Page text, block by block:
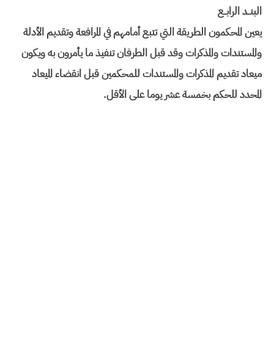
البنــد الرابــع
يعين المحكمون الطريقة التي تتبع أمامهم فيالمرافعة وتقديم الأدلة
والمستندات والمذكرات وقد قبل الطرفان تنفيذ ما يأمرون به ويكون
ميعاد تقديم المذكرات والمستندات للمحكمين قبل انقضاءالميعاد
المحدد للحكم بخمسة عشر يوما على الأقل.